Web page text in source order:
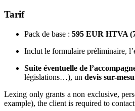
Tarif
Pack de base : 595 EUR HTVA
Inclut le formulaire préliminaire,
Suite éventuelle de
législations…), un devis sur-
Lexing only grants a non exclusive,
example), the client is required to